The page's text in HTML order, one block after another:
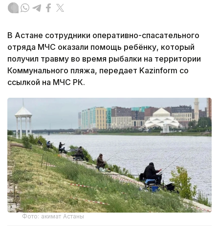
В Астане сотрудники оперативно-спасательного
отряда МЧС оказали помощь ребёнку, который
получил травму во время рыбалки на территории
Коммунального пляжа, передает Kazinform со
ссылкой на МЧС РК.
Фото: акимат Астаны